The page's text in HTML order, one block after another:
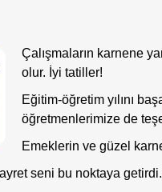
Çalışmaların karnene
olur. İyi tatiller!
Eğitim-öğretim yılını
öğretmenlerimize de
Emeklerin ve güzel
seni bu noktaya getirdi.